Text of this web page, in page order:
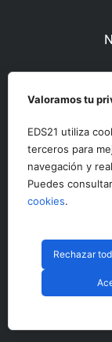
Valoramos tu
EDS21 utiliza
terceros para
navegación y
Puedes
cookies.
Rechazar